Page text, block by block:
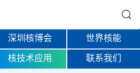
深圳核博会 世界核能
核技术应用 联系我们